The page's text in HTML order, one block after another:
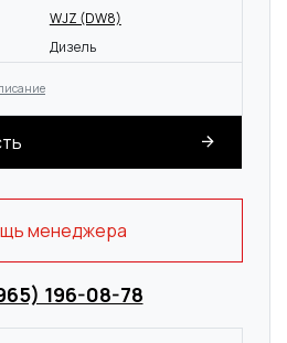
WJZ (DW8)
Дизель
менеджера
196-08-78